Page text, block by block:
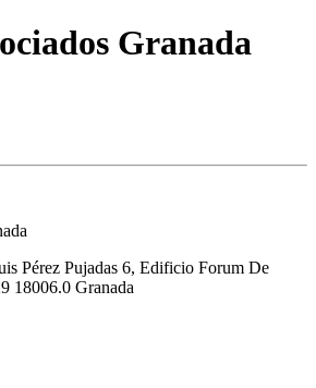
Granada
Pérez Pujadas 6, Edificio Forum De
18006.0 Granada